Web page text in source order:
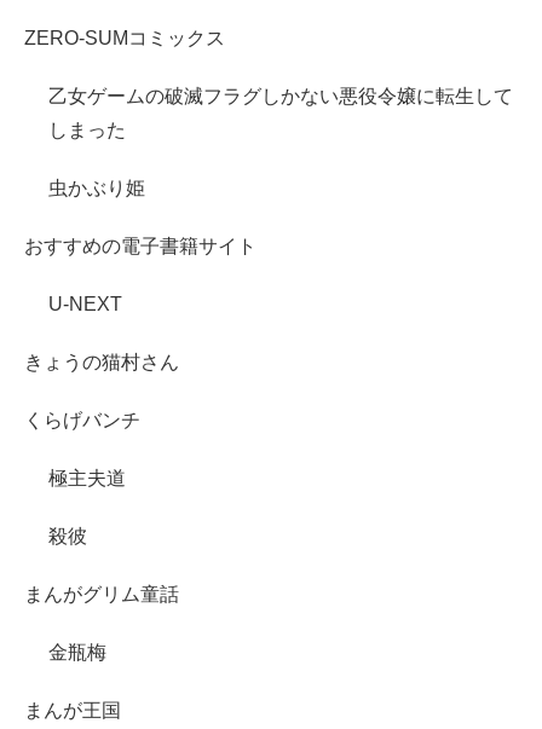
ZERO-SUMコミックス
乙女ゲームの破滅フラグしかない悪役令嬢に転生して
しまった
虫かぶり姫
おすすめの電子書籍サイト
U-NEXT
きょうの猫村さん
くらげバンチ
極主夫道
殺彼
まんがグリム童話
金瓶梅
まんが王国